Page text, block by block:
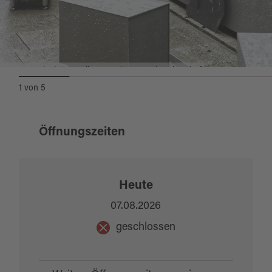
Quelle:destination.one , zuletzt geändert am 02.04.2026
1 von 5
Öffnungszeiten
Heute
07.08.2026
geschlossen